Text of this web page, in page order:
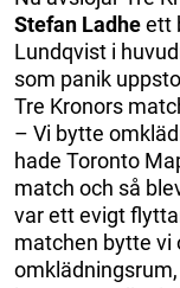
Stefan Ladheett
Lundqvist i
som panik
Tre Kronors
– Vi bytte
hade Toronto
match och så
var ett evigt
matchen bytte vi